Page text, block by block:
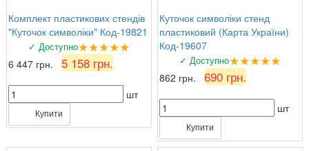
Комплект пластикових стендів
"Куточок символіки" Код-19821
✓ Доступно★★★★★
6 447 грн. 5 158 грн.
шт
Купити
Куточок символіки стенд
пластиковий (Карта України)
Код-19607
✓ Доступно★★★★★
862 грн. 690 грн.
шт
Купити